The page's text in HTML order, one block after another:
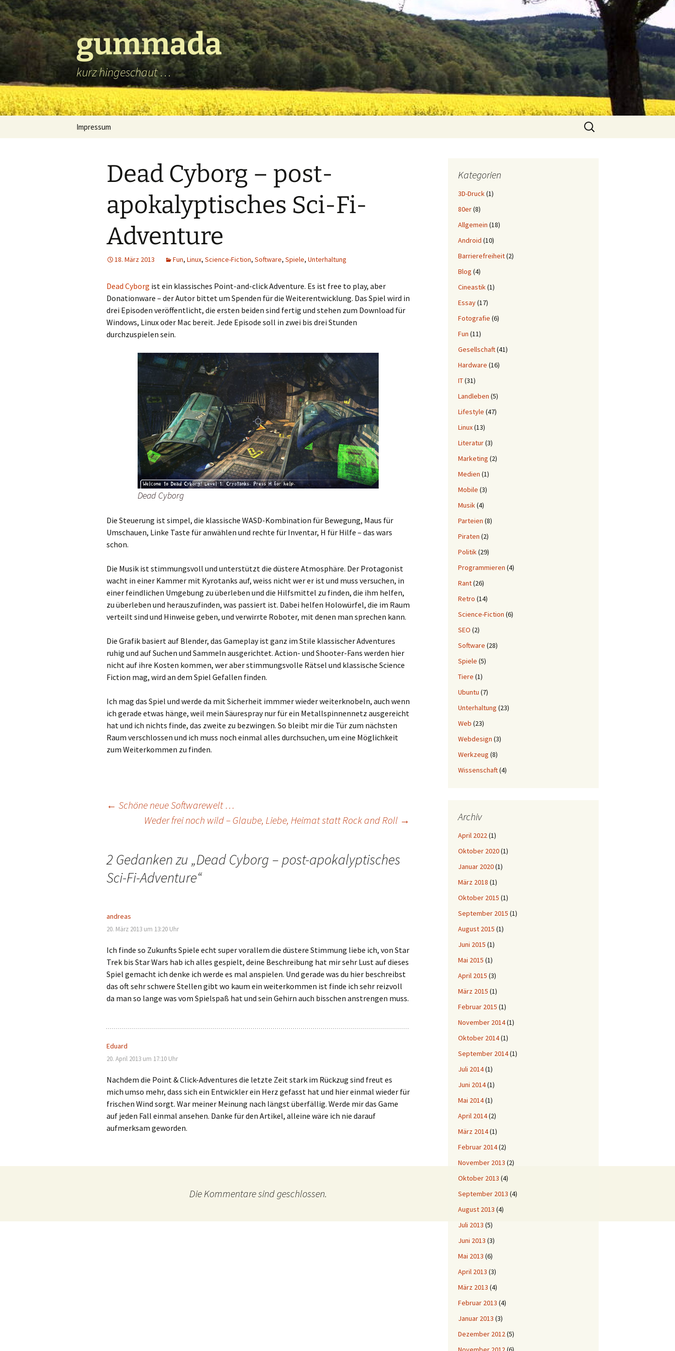
Zum
Inhalt
springen
gummada
kurz hingeschaut …
Impressum
Suchen
nach:
Dead Cyborg – post-
apokalyptisches Sci-Fi-
Adventure
18. März 2013 Fun, Linux, Science-Fiction, Software, Spiele, Unterhaltung
Dead Cyborg ist ein klassisches Point-and-click Adventure. Es ist free to play, aber
Donationware – der Autor bittet um Spenden für die Weiterentwicklung. Das Spiel wird in
drei Episoden veröffentlicht, die ersten beiden sind fertig und stehen zum Download für
Windows, Linux oder Mac bereit. Jede Episode soll in zwei bis drei Stunden
durchzuspielen sein.
Dead Cyborg
Die Steuerung ist simpel, die klassische WASD-Kombination für Bewegung, Maus für
Umschauen, Linke Taste für anwählen und rechte für Inventar, H für Hilfe – das wars
schon.
Die Musik ist stimmungsvoll und unterstützt die düstere Atmosphäre. Der Protagonist
wacht in einer Kammer mit Kyrotanks auf, weiss nicht wer er ist und muss versuchen, in
einer feindlichen Umgebung zu überleben und die Hilfsmittel zu finden, die ihm helfen,
zu überleben und herauszufinden, was passiert ist. Dabei helfen Holowürfel, die im Raum
verteilt sind und Hinweise geben, und verwirrte Roboter, mit denen man sprechen kann.
Die Grafik basiert auf Blender, das Gameplay ist ganz im Stile klassischer Adventures
ruhig und auf Suchen und Sammeln ausgerichtet. Action- und Shooter-Fans werden hier
nicht auf ihre Kosten kommen, wer aber stimmungsvolle Rätsel und klassische Science
Fiction mag, wird an dem Spiel Gefallen finden.
Ich mag das Spiel und werde da mit Sicherheit immmer wieder weiterknobeln, auch wenn
ich gerade etwas hänge, weil mein Säurespray nur für ein Metallspinnennetz ausgereicht
hat und ich nichts finde, das zweite zu bezwingen. So bleibt mir die Tür zum nächsten
Raum verschlossen und ich muss noch einmal alles durchsuchen, um eine Möglichkeit
zum Weiterkommen zu finden.
Beitragsnavigation
← Schöne neue Softwarewelt …
Weder frei noch wild – Glaube, Liebe, Heimat statt Rock and Roll →
2 Gedanken zu „Dead Cyborg – post-apokalyptisches
Sci-Fi-Adventure“
andreas
20. März 2013 um 13:20 Uhr
Ich finde so Zukunfts Spiele echt super vorallem die düstere Stimmung liebe ich, von Star
Trek bis Star Wars hab ich alles gespielt, deine Beschreibung hat mir sehr Lust auf dieses
Spiel gemacht ich denke ich werde es mal anspielen. Und gerade was du hier beschreibst
das oft sehr schwere Stellen gibt wo kaum ein weiterkommen ist finde ich sehr reizvoll
da man so lange was vom Spielspaß hat und sein Gehirn auch bisschen anstrengen muss.
Eduard
20. April 2013 um 17:10 Uhr
Nachdem die Point & Click-Adventures die letzte Zeit stark im Rückzug sind freut es
mich umso mehr, dass sich ein Entwickler ein Herz gefasst hat und hier einmal wieder für
frischen Wind sorgt. War meiner Meinung nach längst überfällig. Werde mir das Game
auf jeden Fall einmal ansehen. Danke für den Artikel, alleine wäre ich nie darauf
aufmerksam geworden.
Die Kommentare sind geschlossen.
Kategorien
3D-Druck(1)
80er(8)
Allgemein (18)
Android (10)
Barrierefreiheit(2)
Blog (4)
Cineastik(1)
Essay(17)
Fotografie (6)
Fun (11)
Gesellschaft(41)
Hardware (16)
IT(31)
Landleben (5)
Lifestyle (47)
Linux(13)
Literatur(3)
Marketing (2)
Medien (1)
Mobile (3)
Musik(4)
Parteien (8)
Piraten (2)
Politik(29)
Programmieren (4)
Rant(26)
Retro (14)
Science-Fiction (6)
SEO (2)
Software (28)
Spiele (5)
Tiere (1)
Ubuntu (7)
Unterhaltung (23)
Web (23)
Webdesign (3)
Werkzeug (8)
Wissenschaft(4)
Archiv
April 2022(1)
Oktober 2020(1)
Januar 2020(1)
März 2018 (1)
Oktober 2015 (1)
September 2015 (1)
August 2015 (1)
Juni 2015 (1)
Mai 2015 (1)
April 2015 (3)
März 2015 (1)
Februar 2015 (1)
November 2014(1)
Oktober 2014(1)
September 2014(1)
Juli 2014(1)
Juni 2014(1)
Mai 2014(1)
April 2014(2)
März 2014(1)
Februar 2014(2)
November 2013 (2)
Oktober 2013 (4)
September 2013 (4)
August 2013 (4)
Juli 2013 (5)
Juni 2013 (3)
Mai 2013 (6)
April 2013 (3)
März 2013 (4)
Februar 2013 (4)
Januar 2013 (3)
Dezember 2012(5)